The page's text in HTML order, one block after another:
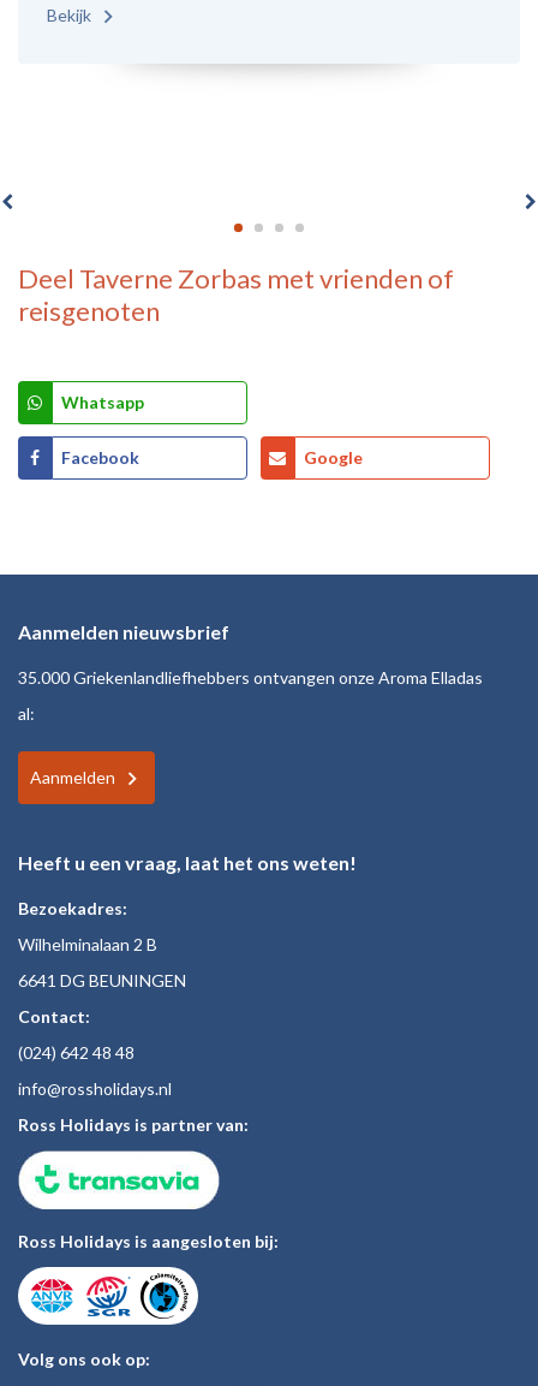
Bekijk
Deel Taverne Zorbas met vrienden of
reisgenoten
Whatsapp
Facebook Google
Aanmelden nieuwsbrief
35.000 Griekenlandliefhebbers ontvangen onze Aroma Elladas
al:
Aanmelden
Heeft u een vraag, laat het ons weten!
Bezoekadres:
Wilhelminalaan 2 B
6641 DG BEUNINGEN
Contact:
(024) 642 48 48
info@rossholidays.nl
Ross Holidays is partner van:
Ross Holidays is aangesloten bij:
Volg ons ook op: